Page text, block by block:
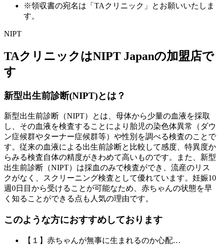
※領収書の宛名は「TAクリニック」とお願いいたしま
す。
NIPT
TAクリニックはNIPT Japanの加盟店で
す
新型出生前診断(NIPT)とは？
新型出生前診断（NIPT）とは、母体から少量の血液を採取
し、その血液を検査することにより 胎児の染色体異常（ダウ
ン症候群やターナー症候群等）や性別を調べる検査のことで
す。従来の血液による出生前診断と比較して感度、特異度か
らみる検査自体の精度がきわめて高いものです。また、新型
出生前診断（NIPT）は採血のみで検査ができ、流産のリス
クがなく、スクリーニング検査として優れています。 妊娠10
週0日目 から受けることが可能なため、赤ちゃんの状態を早
く知ることができる点も人気の理由です。
このような方におすすめしております
【１】赤ちゃんが無事に生まれるのか心配…